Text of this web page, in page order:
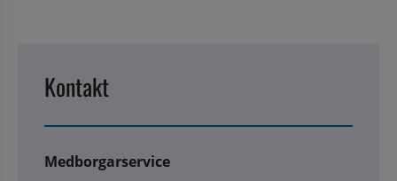
Kontakt
Medborgarservice